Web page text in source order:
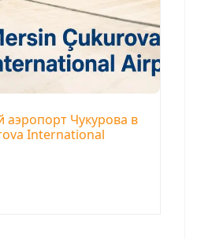
Чукурова в
International